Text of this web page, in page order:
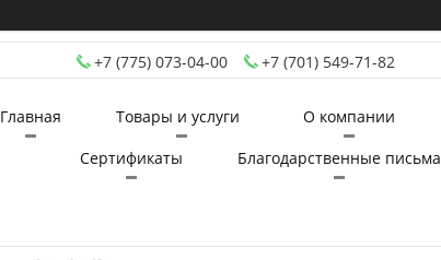
+7 (775) 073-04-00 +7 (701) 549-71-82
Главная Товары и услуги О компании
Сертификаты
Благодарственные письма